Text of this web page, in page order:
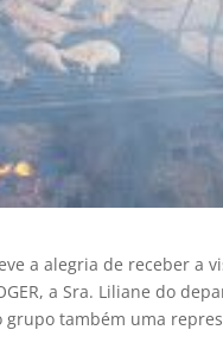
a alegria de receber a
a Sra. Liliane do
também uma